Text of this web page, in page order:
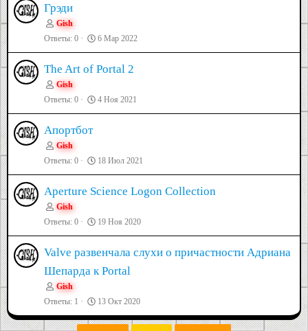
Грэди
Gish
Ответы 0 6 Мар 2022
The Art of Portal 2
Gish
Ответы 0 4 Ноя 2021
Апортбот
Gish
Ответы 0 18 Июл 2021
Aperture Science Logon Collection
Gish
Ответы 0 19 Ноя 2020
Valve развенчала слухи о причастности Адриана
Шепарда к Portal
Gish
Ответы 1 13 Окт 2020